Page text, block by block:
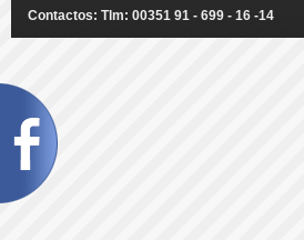
Contactos: Tlm: 00351 91 - 699 - 16 -14